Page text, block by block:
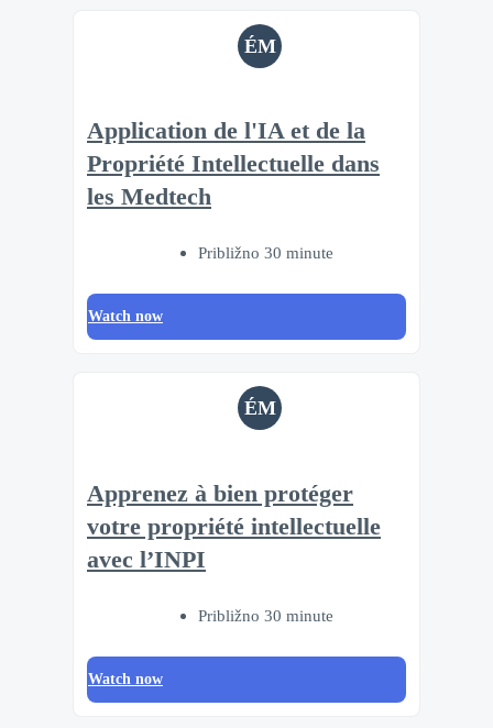
ÉM
Application de l'IA et de la
Propriété Intellectuelle dans
les Medtech
Približno 30 minute
Watch now
ÉM
Apprenez à bien protéger
votre propriété intellectuelle
avec l’INPI
Približno 30 minute
Watch now